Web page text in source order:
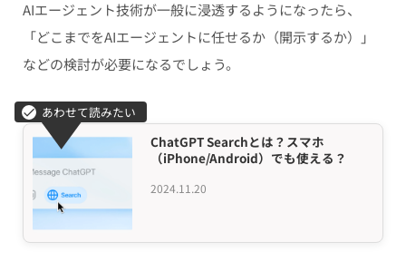
AIエージェント技術が一般に浸透するようになったら、
「どこまでをAIエージェントに任せるか（開示するか）」
などの検討が必要になるでしょう。
2024.11.20
ChatGPT Searchとは？スマホ
（iPhone/Android）でも使える？